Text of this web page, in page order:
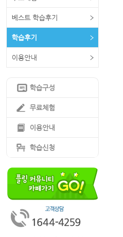
베스트 학습후기
학습후기
이용안내
학습구성
무료체험
이용안내
학습신청